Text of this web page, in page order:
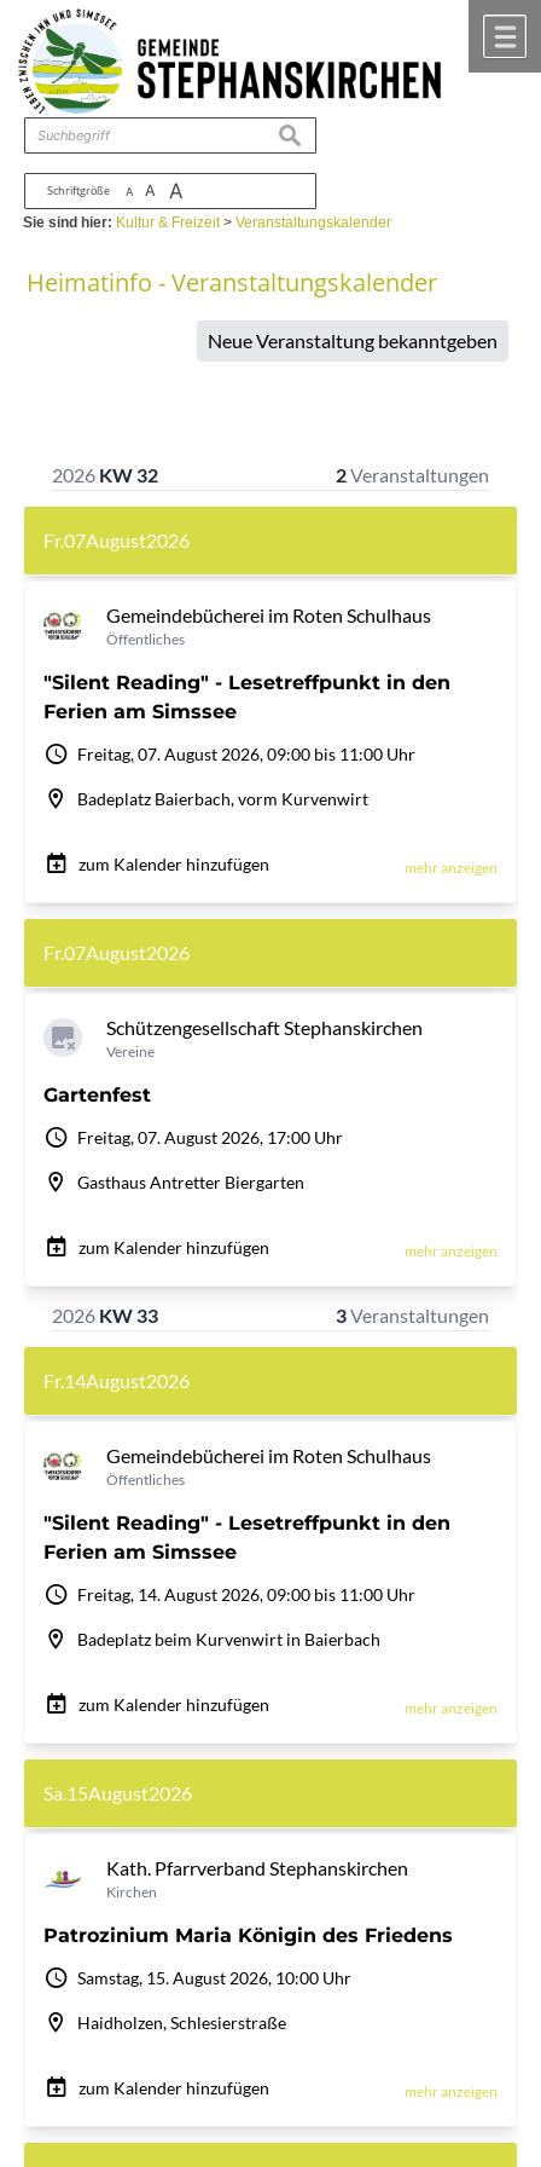
Zum Inhalt ,zur Navigation
Schriftgröße A A A
suchen
Sie sind hier: Kultur & Freizeit>Veranstaltungskalender
Heimatinfo - Veranstaltungskalender